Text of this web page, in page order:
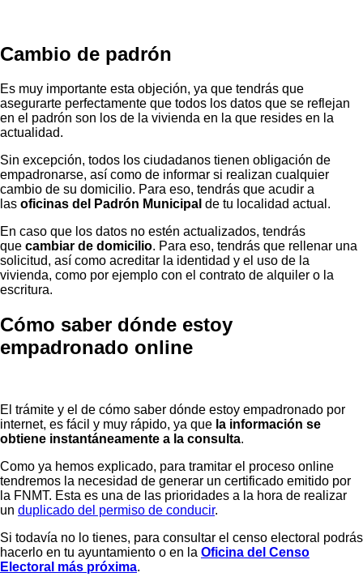
Cambio de padrón
Es muy importante esta objeción, ya que tendrás que
asegurarte perfectamente que todos los datos que se reflejan
en el padrón son los de la vivienda en la que resides en la
actualidad.
Sin excepción, todos los ciudadanos tienen obligación de
empadronarse, así como de informar si realizan cualquier
cambio de su domicilio. Para eso, tendrás que acudir a
las oficinas del Padrón Municipal de tu localidad actual.
En caso que los datos no estén actualizados, tendrás
que cambiar de domicilio. Para eso, tendrás que rellenar una
solicitud, así como acreditar la identidad y el uso de la
vivienda, como por ejemplo con el contrato de alquiler o la
escritura.
Cómo saber dónde estoy
empadronado online
El trámite y el de cómo saber dónde estoy empadronado por
internet, es fácil y muy rápido, ya que la información se
obtiene instantáneamente a la consulta.
Como ya hemos explicado, para tramitar el proceso online
tendremos la necesidad de generar un certificado emitido por
la FNMT. Esta es una de las prioridades a la hora de realizar
un duplicado del permiso de conducir.
Si todavía no lo tienes, para consultar el censo electoral podrás
hacerlo en tu ayuntamiento o en la Oficina del Censo
Electoral más próxima.